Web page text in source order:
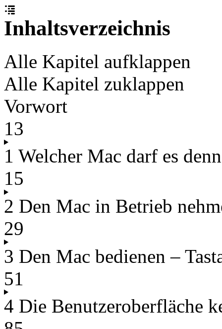
Inhaltsverzeichnis
Alle Kapitel aufklappen
Alle Kapitel zuklappen
Vorwort
13
1 Welcher Mac darf es
15
2 Den Mac in Betrieb
29
3 Den Mac bedienen –
51
4 Die Benutzeroberfläche